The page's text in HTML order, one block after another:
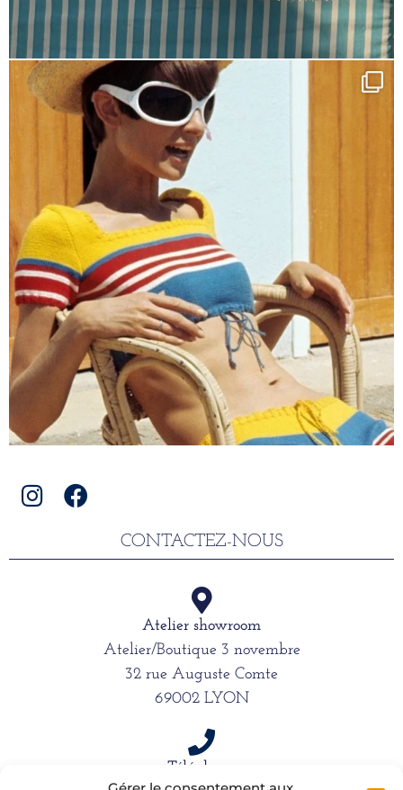
CONTACTEZ-NOUS
Atelier showroom
Atelier/Boutique 3 novembre
32 rue Auguste Comte
69002 LYON
Téléphone